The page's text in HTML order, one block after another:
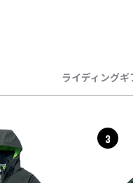
ライディングギ
3